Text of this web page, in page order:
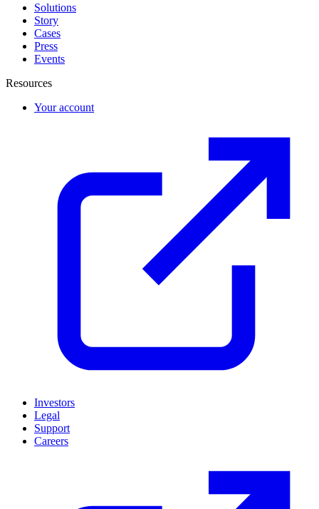
Solutions
Story
Cases
Press
Events
Resources
Your account
Investors
Legal
Support
Careers